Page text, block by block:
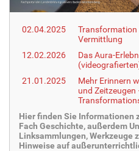
e
:
02.04.2025
Transformation
Vermittlung
12.02.2026
Das Aura-
21.01.2025
Mehr Erinnern
und
Hier finden Sie Informationen
Fach Geschichte, außerdem
Linksammlungen, Werkzeuge
Hinweise auf